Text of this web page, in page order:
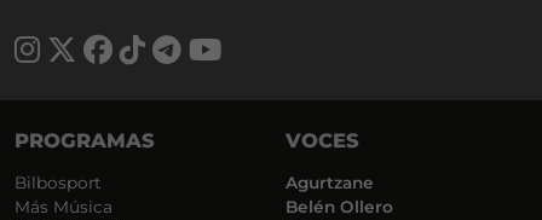
PROGRAMAS
Bilbosport
Más Música
VOCES
Agurtzane
Belén Ollero